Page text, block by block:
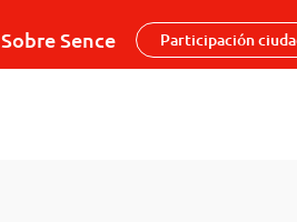
Sobre Sence Participación